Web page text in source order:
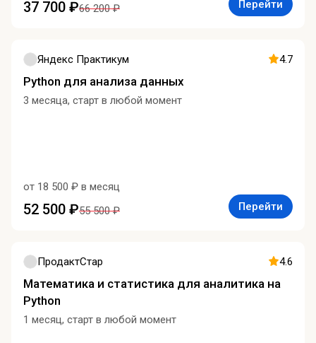
37 700 ₽66 200 ₽ Перейти
Яндекс Практикум 4.7
Python для анализа данных
3 месяца, старт в любой момент
от 18 500 ₽ в месяц
52 500 ₽55 500 ₽ Перейти
ПродактСтар 4.6
Математика и статистика для аналитика на
Python
1 месяц, старт в любой момент